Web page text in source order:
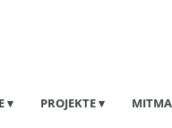
PROJEKTE